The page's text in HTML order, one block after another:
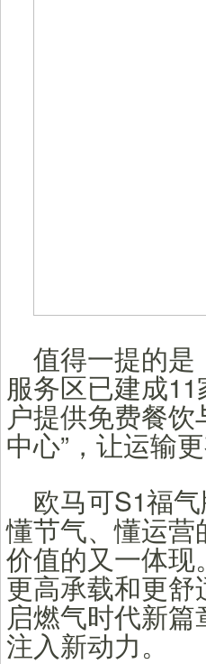
值得一提的是
服务区已建成
户提供免费餐
中心”，让运输更
欧马可S1福
懂节气、懂运
价值的又一体
更高承载和更
启燃气时代新
注入新动力。